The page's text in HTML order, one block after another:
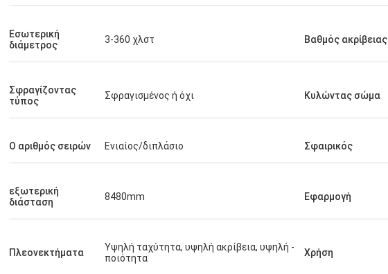
Μαρία
Η ποιότητα είναι πολύ καλή και σταθερή.
Είμαστε ευχαριστημένοι με την ομάδα με
την οποία συνεργαζόμαστε. Ελπίζουμε να
πολλά χρόνια. - Ευχαριστώ. - Ευχαριστώ.
Εσωτερική
διάμετρος
3-360 χλστ Βαθμός ακρίβειας
Σφραγίζοντας
τύπος
Σφραγισμένος ή όχι Κυλώντας σώμα
Ο αριθμός σειρών Ενιαίος/διπλάσιο Σφαιρικός
εξωτερική
διάσταση
8480mm Εφαρμογή
Πλεονεκτήματα
Υψηλή ταχύτητα, υψηλή ακρίβεια, υψηλή -
ποιότητα
Χρήση